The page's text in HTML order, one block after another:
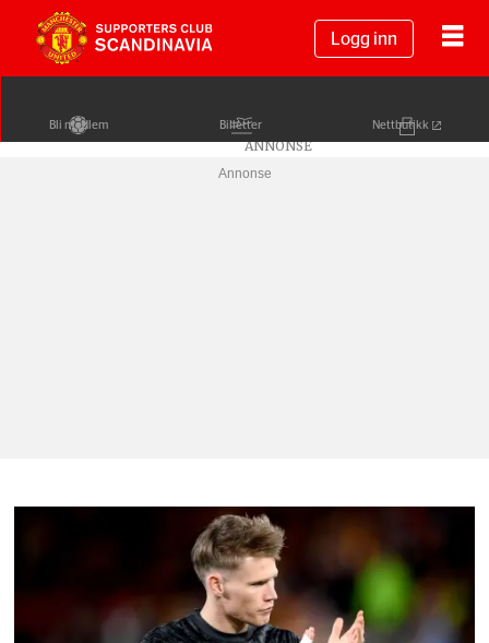
Logg inn
Bli medlem Billetter Nettbutikk
Annonse